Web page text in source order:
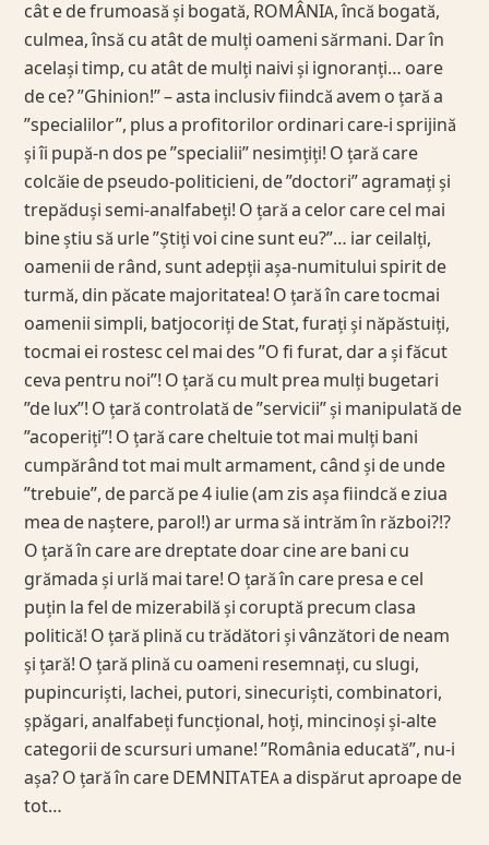
cât e de frumoasă și bogată, ROMÂNIA, încă bogată,
culmea, însă cu atât de mulți oameni sărmani. Dar în
același timp, cu atât de mulți naivi și ignoranți… oare
de ce? ”Ghinion!” – asta inclusiv fiindcă avem o țară a
”specialilor”, plus a profitorilor ordinari care-i sprijină
și îi pupă-n dos pe ”specialii” nesimțiți! O țară care
colcăie de pseudo-politicieni, de ”doctori” agramați și
trepăduși semi-analfabeți! O țară a celor care cel mai
bine știu să urle ”Știți voi cine sunt eu?”… iar ceilalți,
oamenii de rând, sunt adepții așa-numitului spirit de
turmă, din păcate majoritatea! O țară în care tocmai
oamenii simpli, batjocoriți de Stat, furați și năpăstuiți,
tocmai ei rostesc cel mai des ”O fi furat, dar a și făcut
ceva pentru noi”! O țară cu mult prea mulți bugetari
”de lux”! O țară controlată de ”servicii” și manipulată de
”acoperiți”! O țară care cheltuie tot mai mulți bani
cumpărând tot mai mult armament, când și de unde
”trebuie”, de parcă pe 4 iulie (am zis așa fiindcă e ziua
mea de naștere, parol!) ar urma să intrăm în război?!?
O țară în care are dreptate doar cine are bani cu
grămada și urlă mai tare! O țară în care presa e cel
puțin la fel de mizerabilă și coruptă precum clasa
politică! O țară plină cu trădători și vânzători de neam
și țară! O țară plină cu oameni resemnați, cu slugi,
pupincuriști, lachei, putori, sinecuriști, combinatori,
șpăgari, analfabeți funcțional, hoți, mincinoși și-alte
categorii de scursuri umane! ”România educată”, nu-i
așa? O țară în care DEMNITATEA a dispărut aproape de
tot…